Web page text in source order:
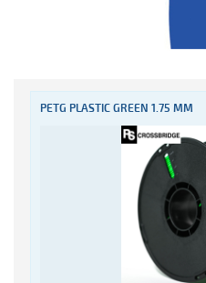
PETG PLASTIC GREEN 1.75 MM